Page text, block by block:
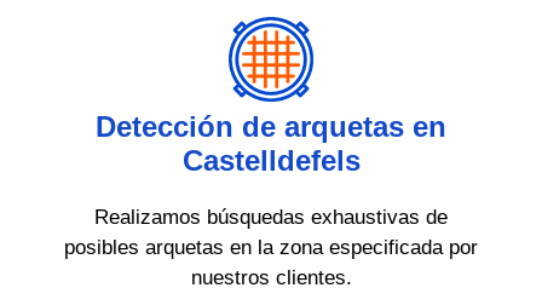
Detección de arquetas en
Castelldefels
Realizamos búsquedas exhaustivas de
posibles arquetas en la zona especificada por
nuestros clientes.